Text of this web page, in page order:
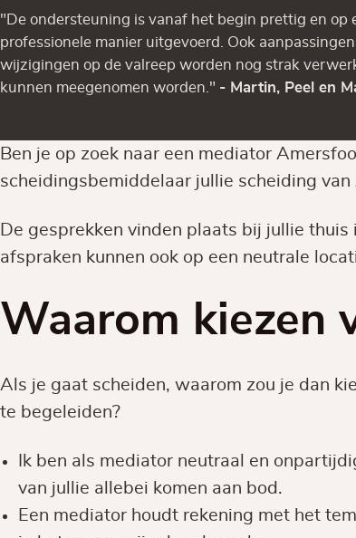
"De ondersteuning is vanaf het begin prettig en op
professionele manier uitgevoerd. Ook
wijzigingen op de valreep worden nog strak
kunnen meegenomen worden." - Martin, Peel en
Ben je op zoek naar een mediator
scheidingsbemiddelaar jullie scheiding van
De gesprekken vinden plaats bij jullie
afspraken kunnen ook op een neutrale
Waarom kiezen
Als je gaat scheiden, waarom zou je dan
te begeleiden?
Ik ben als mediator neutraal en
van jullie allebei komen aan bod.
Een mediator houdt rekening met het